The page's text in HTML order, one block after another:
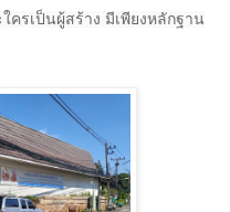
รเป็นผู้สร้าง มีเพียงหลักฐาน